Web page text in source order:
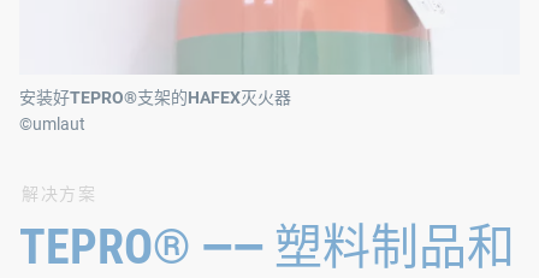
安装好TEPRO®支架的HAFEX灭火器
©umlaut
解决方案
TEPRO® —— 塑料制品和